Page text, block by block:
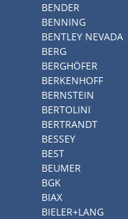
BENDER
BENNING
BENTLEY NEVADA
BERG
BERGHÖFER
BERKENHOFF
BERNSTEIN
BERTOLINI
BERTRANDT
BESSEY
BEST
BEUMER
BGK
BIAX
BIELER+LANG